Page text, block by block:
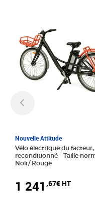
Nouvelle Attitude
Vélo électrique du facteur,
reconditionné - Taille normale -
Noir/ Rouge
1 241 ,67€ HT